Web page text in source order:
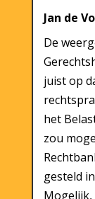
Jan de
De
juist op
het
zou
gesteld
Mogelijk,